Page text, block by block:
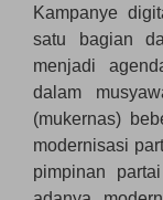
Kampanye
satu bagian
menjadi
dalam
(mukernas)
modernisasi
pimpinan